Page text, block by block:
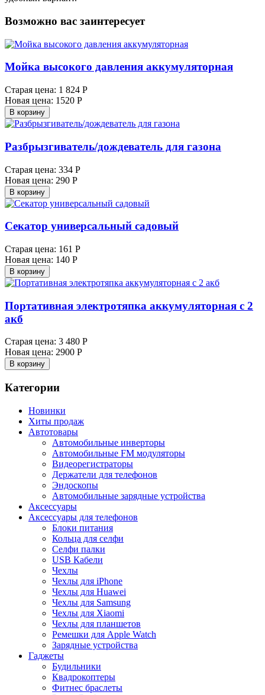
Возможно вас заинтересует
Мойка высокого давления аккумуляторная
Старая цена: 1 824 Р
Новая цена: 1520 Р
В корзину
Разбрызгиватель/дождеватель для газона
Старая цена: 334 Р
Новая цена: 290 Р
В корзину
Секатор универсальный садовый
Старая цена: 161 Р
Новая цена: 140 Р
В корзину
Портативная электротяпка аккумуляторная с 2
акб
Старая цена: 3 480 Р
Новая цена: 2900 Р
В корзину
Категории
Новинки
Хиты продаж
Автотовары
Автомобильные инверторы
Автомобильные FM модуляторы
Видеорегистраторы
Держатели для телефонов
Эндоскопы
Автомобильные зарядные устройства
Аксессуары
Аксессуары для телефонов
Блоки питания
Кольца для селфи
Селфи палки
USB Кабели
Чехлы
Чехлы для iPhone
Чехлы для Huawei
Чехлы для Samsung
Чехлы для Xiaomi
Чехлы для планшетов
Ремешки для Apple Watch
Зарядные устройства
Гаджеты
Будильники
Квадрокоптеры
Фитнес браслеты